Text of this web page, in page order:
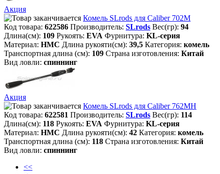
Акция
Комель SLrods для Caliber 702M
Код товара: 622586 Производитель: SLrods Вес(гр): 94
Длина(см): 109 Рукоять: EVA Фурнитура: KL-серия
Материал: HMC Длина рукояти(см): 39,5 Категория: комель
Транспортная длина (см): 109 Страна изготовления: Китай
Вид ловли: спиннинг
Акция
Комель SLrods для Caliber 762MH
Код товара: 622581 Производитель: SLrods Вес(гр): 114
Длина(см): 118 Рукоять: EVA Фурнитура: KL-серия
Материал: HMC Длина рукояти(см): 42 Категория: комель
Транспортная длина (см): 118 Страна изготовления: Китай
Вид ловли: спиннинг
<<